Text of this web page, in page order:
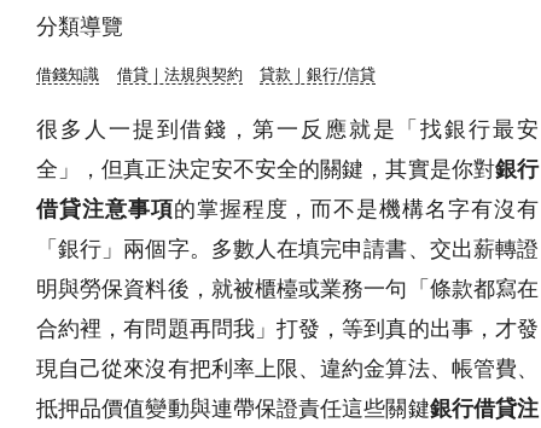
分類導覽
借錢知識 借貸｜法規與契約 貸款｜銀行/信貸
很多人一提到借錢，第一反應就是「找銀行最安
全」，但真正決定安不安全的關鍵，其實是你對銀行
借貸注意事項的掌握程度，而不是機構名字有沒有
「銀行」兩個字。多數人在填完申請書、交出薪轉證
明與勞保資料後，就被櫃檯或業務一句「條款都寫在
合約裡，有問題再問我」打發，等到真的出事，才發
現自己從來沒有把利率上限、違約金算法、帳管費、
抵押品價值變動與連帶保證責任這些關鍵銀行借貸注